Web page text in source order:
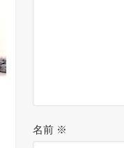
名前 ※